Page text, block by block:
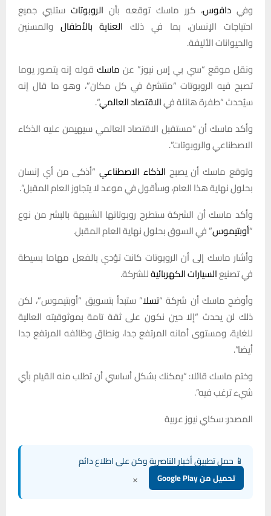
وفيدافوس، كرر ماسك توقعه بأن الروبوتاتستلبي جميع
احتياجات الإنسان، بما في ذلك العناية بالأطفال والمسنين
والحيوانات الأليفة.
ونقل موقع “سي بي إس نيوز” عن ماسك قوله إنه يتصور يوما
تصبح فيه الروبوتات “منتشرة في كل مكان”، وهو ما قال إنه
سيُحدث “طفرة هائلة فيالاقتصاد العالمي“.
وأكد ماسك أن “مستقبل الاقتصاد العالمي سيهيمن عليه الذكاء
الاصطناعي والروبوتات”.
وتوقع ماسك أن يصبح الذكاء الاصطناعي“أذكى من أي إنسان
بحلول نهاية هذا العام، وسأقول في موعد لا يتجاوز العام المقبل”.
وأكد ماسك أن الشركة ستطرح روبوتاتها الشبيهة بالبشر من نوع
“أوبتيموس” في السوق بحلول نهاية العام المقبل.
وأشار ماسك إلى أن الروبوتات كانت تؤدي بالفعل مهاما بسيطة
في تصنيعالسيارات الكهربائيةللشركة.
وأوضح ماسك أن شركة “تسلا” ستبدأ بتسويق “أوبتيموس”، لكن
ذلك لن يحدث “إلا حين نكون على ثقة تامة بموثوقيته العالية
للغاية، ومستوى أمانه المرتفع جدا، ونطاق وظائفه المرتفع جدا
أيضا”.
وختم ماسك قائلا: “يمكنك بشكل أساسي أن تطلب منه القيام بأي
شيء ترغب فيه”.
المصدر: سكاي نيوز عربية
📱 حمل تطبيق أخبار الناصرية وكن على اطلاع دائم
تحميل من Google Play ×